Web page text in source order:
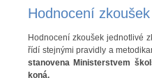
Hodnocení
Hodnocení zkoušek jednotlivé
řídí stejnými pravidly a
stanovena Ministerstvem
koná.